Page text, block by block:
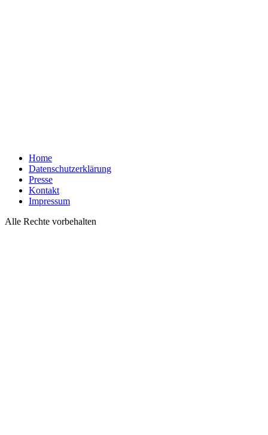
Home
Datenschutzerklärung
Presse
Kontakt
Impressum
Alle Rechte vorbehalten